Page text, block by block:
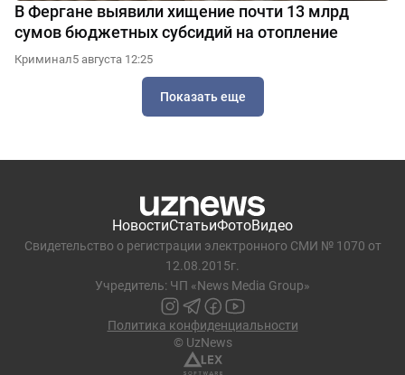
В Фергане выявили хищение почти 13 млрд
сумов бюджетных субсидий на отопление
Криминал5 августа 12:25
Показать еще
НовостиСтатьиФотоВидео
Свидетельство о регистрации электронного СМИ № 1070 от
12.08.2015г.
Учредитель: ЧП «News Media Group»
Политика конфиденциальности
© UzNews